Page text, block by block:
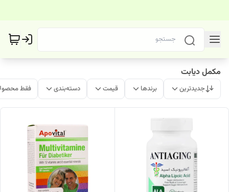
مکمل دیابت
جدیدترین برندها قیمت دسته‌بندی فقط